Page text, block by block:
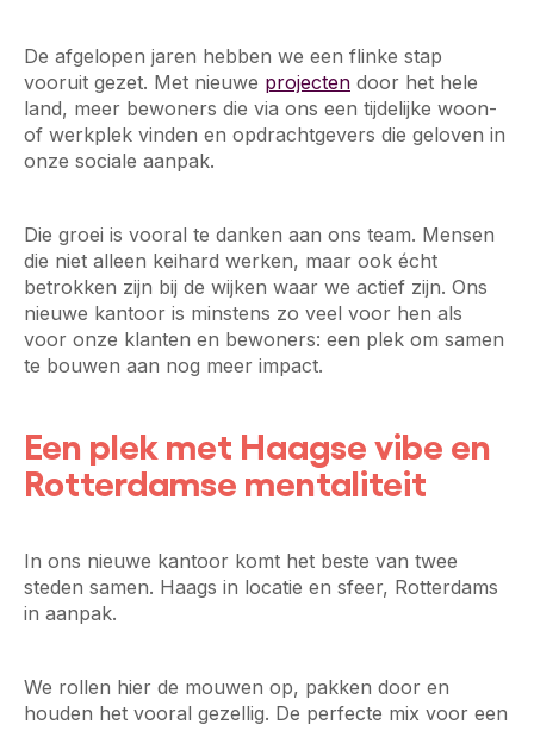
De afgelopen jaren hebben we een flinke stap
vooruit gezet. Met nieuwe projecten door het hele
land, meer bewoners die via ons een tijdelijke woon-
of werkplek vinden en opdrachtgevers die geloven in
onze sociale aanpak.
Die groei is vooral te danken aan ons team. Mensen
die niet alleen keihard werken, maar ook écht
betrokken zijn bij de wijken waar we actief zijn. Ons
nieuwe kantoor is minstens zo veel voor hen als
voor onze klanten en bewoners: een plek om samen
te bouwen aan nog meer impact.
Een plek met Haagse vibe en
Rotterdamse mentaliteit
In ons nieuwe kantoor komt het beste van twee
steden samen. Haags in locatie en sfeer, Rotterdams
in aanpak.
We rollen hier de mouwen op, pakken door en
houden het vooral gezellig. De perfecte mix voor een